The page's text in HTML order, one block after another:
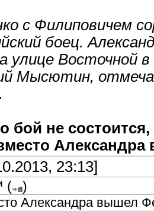
с Филиповичем
боец.
улице Восточной
Мысютин,
бой не
23:13]
(
)
Александра вышел